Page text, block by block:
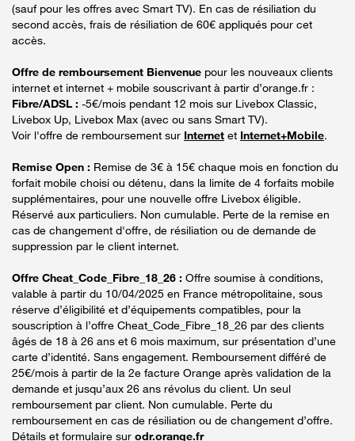
(sauf pour les offres avec Smart TV). En cas de résiliation du
second accès, frais de résiliation de 60€ appliqués pour cet
accès.
Offre de remboursement Bienvenue pour les nouveaux clients
internet et internet + mobile souscrivant à partir d’orange.fr :
Fibre/ADSL : -5€/mois pendant 12 mois sur Livebox Classic,
Livebox Up, Livebox Max (avec ou sans Smart TV).
Voir l'offre de remboursement sur Internet et Internet+Mobile.
Remise Open : Remise de 3€ à 15€ chaque mois en fonction du
forfait mobile choisi ou détenu, dans la limite de 4 forfaits mobile
supplémentaires, pour une nouvelle offre Livebox éligible.
Réservé aux particuliers. Non cumulable. Perte de la remise en
cas de changement d'offre, de résiliation ou de demande de
suppression par le client internet.
Offre Cheat_Code_Fibre_18_26 : Offre soumise à conditions,
valable à partir du 10/04/2025 en France métropolitaine, sous
réserve d’éligibilité et d’équipements compatibles, pour la
souscription à l’offre Cheat_Code_Fibre_18_26 par des clients
âgés de 18 à 26 ans et 6 mois maximum, sur présentation d’une
carte d’identité. Sans engagement. Remboursement différé de
25€/mois à partir de la 2e facture Orange après validation de la
demande et jusqu’aux 26 ans révolus du client. Un seul
remboursement par client. Non cumulable. Perte du
remboursement en cas de résiliation ou de changement d’offre.
Détails et formulaire sur odr.orange.fr